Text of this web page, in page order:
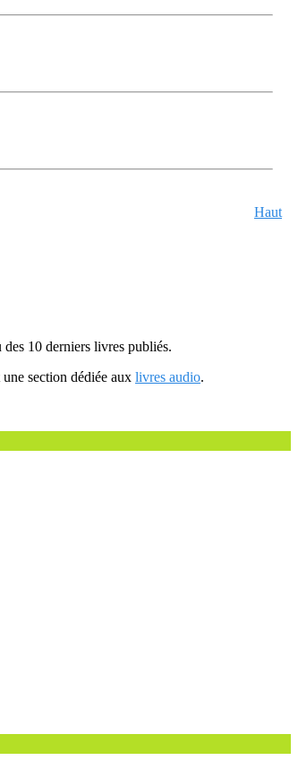
Haut
des 10 derniers livres publiés.
une section dédiée aux livres audio.